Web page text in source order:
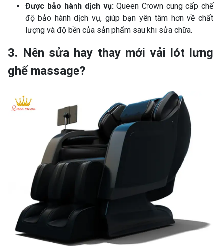
Được bảo hành dịch vụ:Queen Crown cung cấp chế
độ bảo hành dịch vụ, giúp bạn yên tâm hơn về chất
lượng và độ bền của sản phẩm sau khi sửa chữa.
3. Nên sửa hay thay mới vải lót lưng
ghế massage?